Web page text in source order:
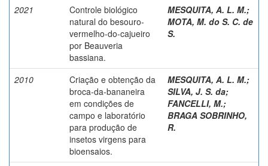
2021
Controle biológico
natural do besouro-
vermelho-do-cajueiro
por Beauveria
bassiana.
MESQUITA, A. L. M.;
MOTA, M. do S. C. de
S.
2010
Criação e obtenção da
broca-da-bananeira
em condições de
campo e laboratório
para produção de
insetos virgens para
bioensaios.
MESQUITA, A. L. M.;
SILVA, J. S. da;
FANCELLI, M.;
BRAGA SOBRINHO,
R.